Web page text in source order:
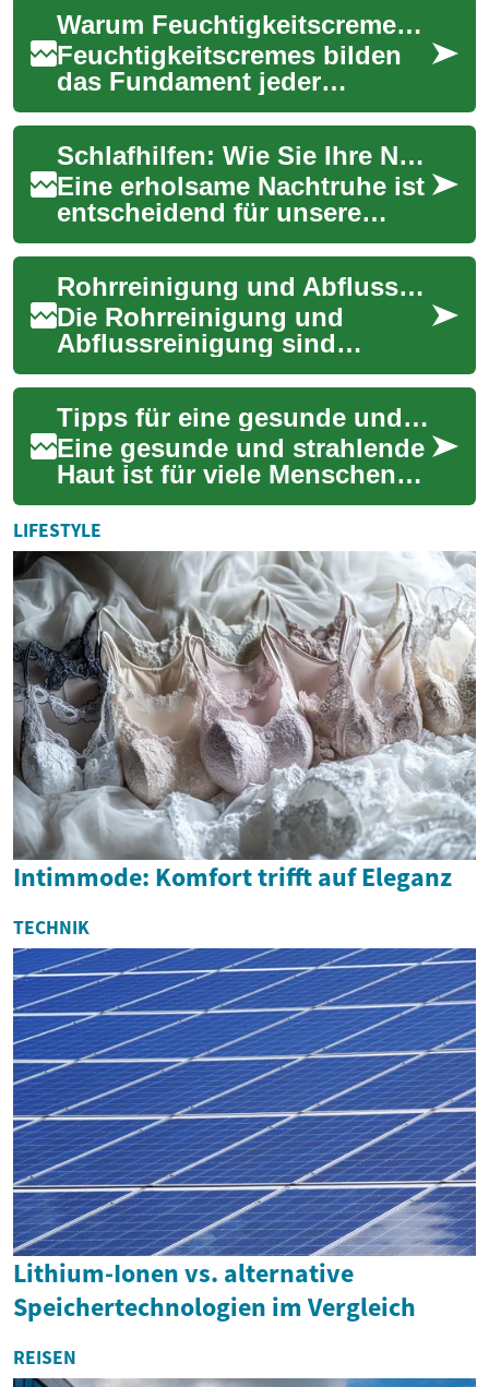
Warum Feuchtigkeitscremes für gesunde Haut unerlässlich sind
Feuchtigkeitscremes bilden
das Fundament jeder
Hautpflege: Sie beugen dem
Austrocknen vor, stärken die
natürliche Hau...
Schlafhilfen: Wie Sie Ihre Nachtruhe verbessern können
Eine erholsame Nachtruhe ist
entscheidend für unsere
Gesundheit und unser
Wohlbefinden. Doch viele
Menschen kämpfen m...
Rohrreinigung und Abflussreinigung: Warum sie wichtig sind und wie sie funktionieren
Die Rohrreinigung und
Abflussreinigung sind
essentielle Maßnahmen zur
Aufrechterhaltung eines
reibungslosen Wasserabf... Tipps für eine gesunde und strahlende Haut
Eine gesunde und strahlende
Haut ist für viele Menschen
ein wichtiges Ziel. Sie ist
nicht nur ein Spiegel unseres
all...
LIFESTYLE
Intimmode: Komfort trifft auf Eleganz
TECHNIK
Lithium-Ionen vs. alternative
Speichertechnologien im Vergleich
REISEN